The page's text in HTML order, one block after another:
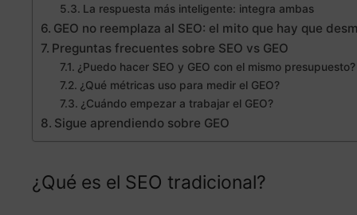
La respuesta más inteligente: integra ambas
GEO no reemplaza al SEO: el mito que hay que
Preguntas frecuentes sobre SEO vs GEO
¿Puedo hacer SEO y GEO con el mismo presupuesto?
¿Qué métricas uso para medir el GEO?
¿Cuándo empezar a trabajar el GEO?
Sigue aprendiendo sobre GEO
¿Qué es el SEO tradicional?